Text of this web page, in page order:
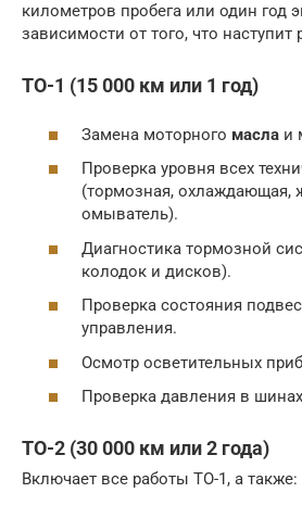
километров пробега или один год
зависимости от того, что наступит
ТО-1 (15 000 км или 1 год)
Замена моторного масла и
Проверка уровня всех
(тормозная, охлаждающая,
омыватель).
Диагностика тормозной
колодок и дисков).
Проверка состояния
управления.
Осмотр осветительных
Проверка давления в
ТО-2 (30 000 км или 2 года)
Включает все работы ТО-1, а также: